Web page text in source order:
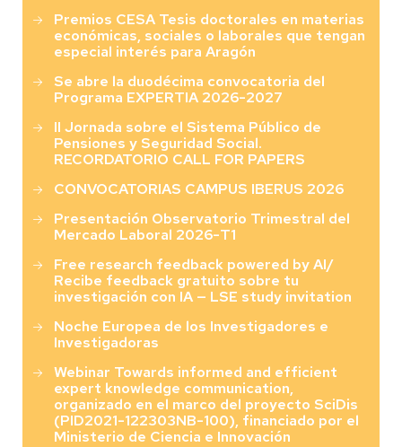
Premios CESA Tesis doctorales en materias
económicas, sociales o laborales que tengan
especial interés para Aragón
Se abre la duodécima convocatoria del
Programa EXPERTIA 2026-2027
II Jornada sobre el Sistema Público de
Pensiones y Seguridad Social.
RECORDATORIO CALL FOR PAPERS
CONVOCATORIAS CAMPUS IBERUS 2026
Presentación Observatorio Trimestral del
Mercado Laboral 2026-T1
Free research feedback powered by AI/
Recibe feedback gratuito sobre tu
investigación con IA — LSE study invitation
Noche Europea de los Investigadores e
Investigadoras
Webinar Towards informed and efficient
expert knowledge communication,
organizado en el marco del proyecto SciDis
(PID2021-122303NB-100), financiado por el
Ministerio de Ciencia e Innovación